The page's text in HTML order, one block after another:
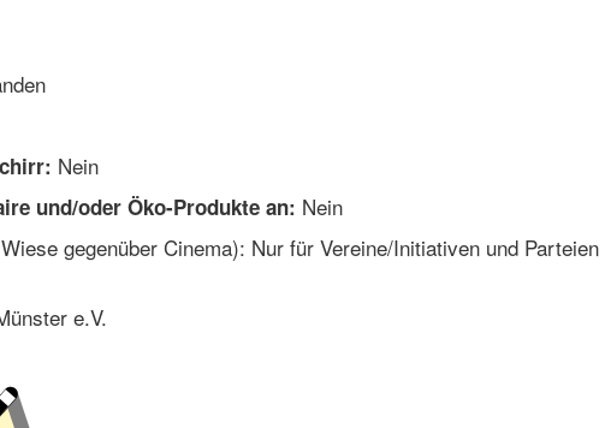
Nein
und/oder Öko-Produkte an: Nein
gegenüber Cinema): Nur für Vereine/Initiativen und Parteien
e.V.